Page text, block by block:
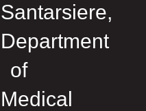
Santarsiere,
Department
of
Medical